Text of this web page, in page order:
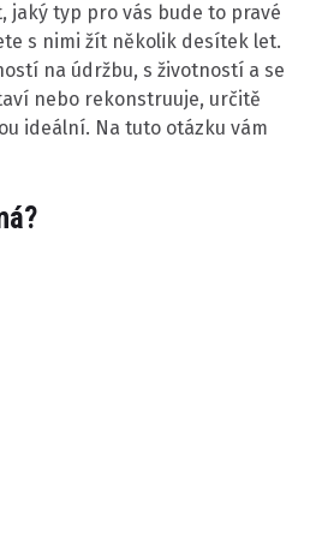
jaký typ pro vás bude to pravé
s nimi žít několik desítek let.
na údržbu, s životností a se
nebo rekonstruuje, určitě
ideální. Na tuto otázku vám